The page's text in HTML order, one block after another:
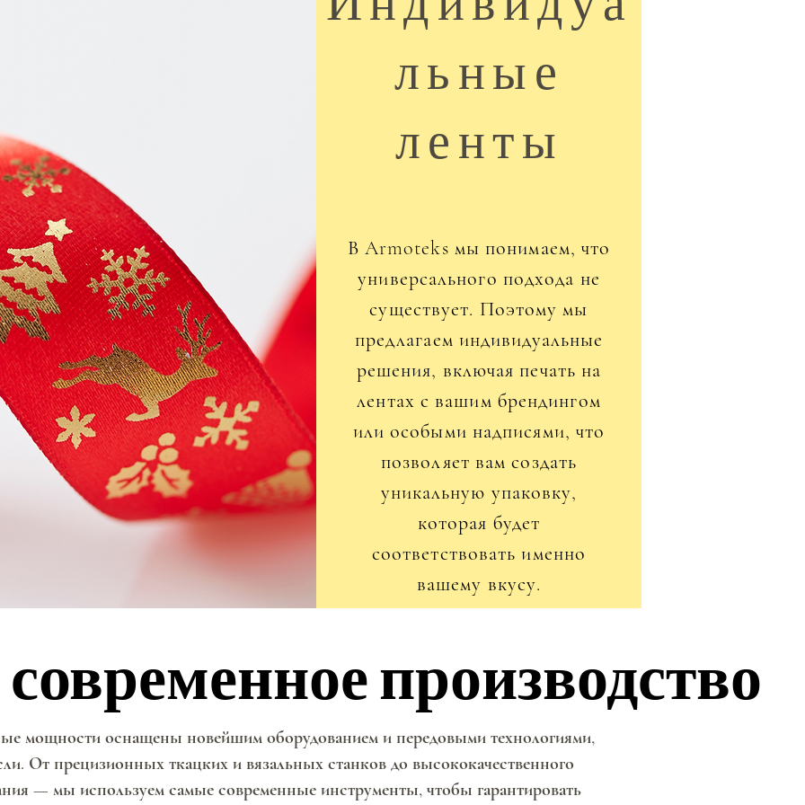
льные
ленты
В Armoteks мы понимаем, что
универсального подхода не
существует. Поэтому мы
предлагаем индивидуальные
решения, включая печать на
лентах с вашим брендингом
или особыми надписями, что
позволяет вам создать
уникальную упаковку,
которая будет
соответствовать именно
вашему вкусу.
производство
производство
мощности оснащены новейшим оборудованием и передовыми технологиями,
От прецизионных ткацких и вязальных станков до высококачественного
— мы используем самые современные инструменты, чтобы гарантировать